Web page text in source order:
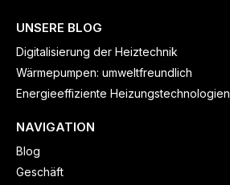
UNSERE BLOG
Digitalisierung der Heiztechnik
Wärmepumpen: umweltfreundlich
Energieeffiziente Heizungstechnologien
NAVIGATION
Blog
Geschäft